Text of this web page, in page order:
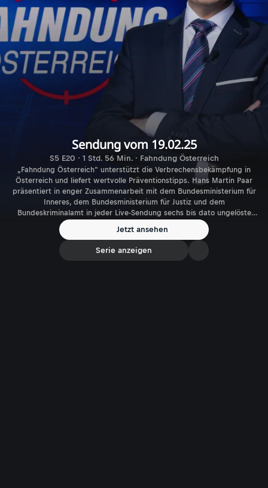
Sendung vom 19.02.25
S5 E20 · 1 Std. 56 Min. · Fahndung Österreich
„Fahndung Österreich“ unterstützt die Verbrechensbekämpfung in
Österreich und liefert wertvolle Präventionstipps. Hans Martin Paar
präsentiert in enger Zusammenarbeit mit dem Bundesministerium für
Inneres, dem Bundesministerium für Justiz und dem
Bundeskriminalamt in jeder Live-Sendung sechs bis dato ungelöste
Kriminalfälle. Die Hilfe der Zuschauer ist gefragt, wenn es darum geht
ungelöste Fälle aufzuklären, unbekannte Täter zu identifizieren oder
flüchtige Verbrecher aufzuspüren.
Jetzt ansehen
Serie anzeigen